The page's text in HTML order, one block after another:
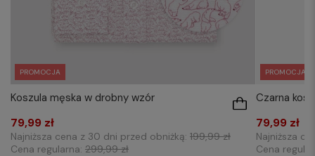
PROMOCJA
Koszula męska w drobny wzór
79,99 zł
Najniższa cena z 30 dni przed obniżką: 199,99 zł
Cena regularna: 299,99 zł
PROMOCJA
Czarna
79,99 zł
Najniższa
Cena